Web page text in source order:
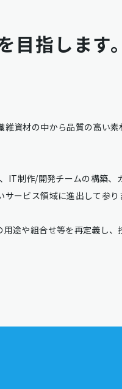
指します。
資材の中から品質の高い素
IT制作/開発チームの構築、
ービス領域に進出して参り
途や組合せ等を再定義し、